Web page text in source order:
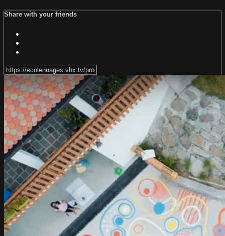
Share with your friends